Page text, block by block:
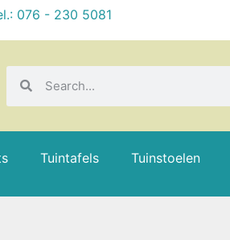
076 - 230 5081
Tuintafels Tuinstoelen